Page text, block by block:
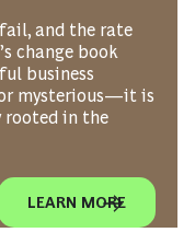
and the rate
change book
business
mysterious—it is
rooted in the
LEARN MORE